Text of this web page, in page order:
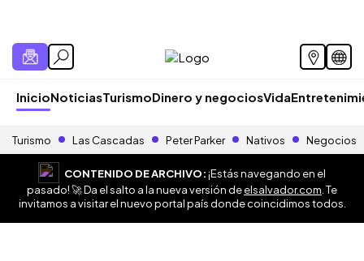
InicioNoticiasTurismoDinero y negociosVida
Turismo Las Cascadas Peter Parker Nativos Negocios
CONTENIDO DE ARCHIVO:¡Estás navegando en el
pasado! 🚀 Da el salto a la nueva versión deelsalvador.com . Te
invitamos a visitar el nuevo portal país donde coincidimos todos.